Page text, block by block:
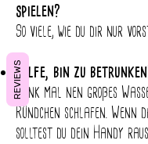
spielen?
So viele, wie du dir nur
Hilfe, bin zu
Trink mal nen großes
Ründchen schlafen. Wenn
solltest du dein Handy
REVIEWS